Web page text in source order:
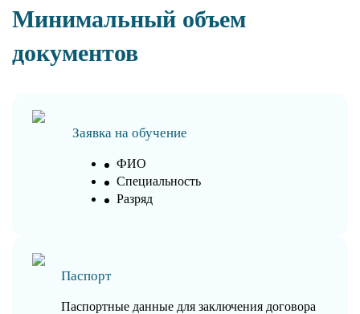
Минимальный объем
документов
Заявка на обучение
ФИО
Специальность
Разряд
Паспорт
Паспортные данные для заключения договора